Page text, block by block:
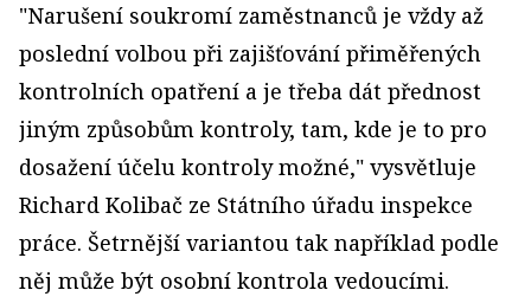
"Narušení soukromí zaměstnanců je vždy až
poslední volbou při zajišťování přiměřených
kontrolních opatření a je třeba dát přednost
jiným způsobům kontroly, tam, kde je to pro
dosažení účelu kontroly možné," vysvětluje
Richard Kolibač ze Státního úřadu inspekce
práce. Šetrnější variantou tak například podle
něj může být osobní kontrola vedoucími.